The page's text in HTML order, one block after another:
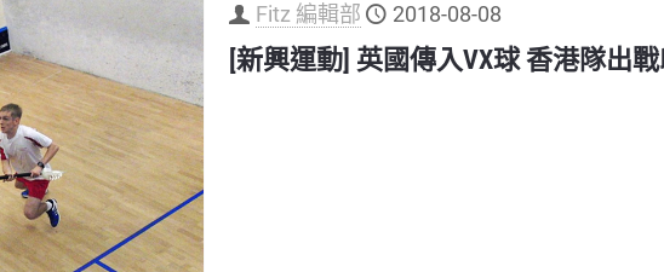
Fitz 編輯部 2018-08-08
[新興運動] 英國傳入VX球 香港隊出